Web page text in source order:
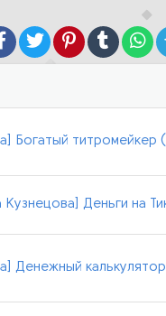
Facebook
TwitterPinterestTumblr
Богатый титромейкер
Кузнецова] Деньги на
Денежный